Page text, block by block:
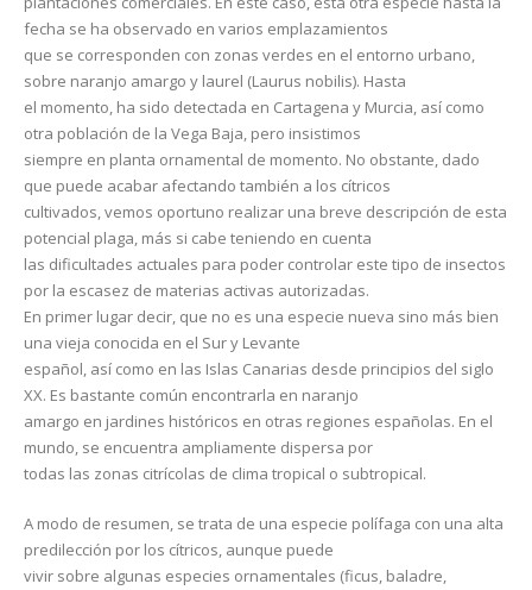
fecha se ha observado en varios emplazamientos
que se corresponden con zonas verdes en el entorno urbano,
sobre naranjo amargo y laurel (Laurus nobilis). Hasta
el momento, ha sido detectada en Cartagena y Murcia, así como
otra población de la Vega Baja, pero insistimos
siempre en planta ornamental de momento. No obstante, dado
que puede acabar afectando también a los cítricos
cultivados, vemos oportuno realizar una breve descripción de esta
potencial plaga, más si cabe teniendo en cuenta
las dificultades actuales para poder controlar este tipo de insectos
por la escasez de materias activas autorizadas.
En primer lugar decir, que no es una especie nueva sino más bien
una vieja conocida en el Sur y Levante
español, así como en las Islas Canarias desde principios del siglo
XX. Es bastante común encontrarla en naranjo
amargo en jardines históricos en otras regiones españolas. En el
mundo, se encuentra ampliamente dispersa por
todas las zonas citrícolas de clima tropical o subtropical.
A modo de resumen, se trata de una especie polífaga con una alta
predilección por los cítricos, aunque puede
vivir sobre algunas especies ornamentales (ficus, baladre,